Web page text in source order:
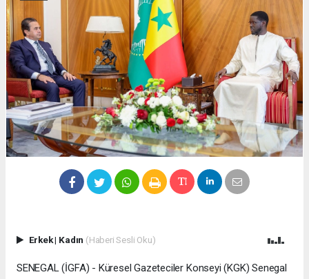
Erkek| Kadın (Haberi Sesli Oku)
SENEGAL (İGFA) - Küresel Gazeteciler Konseyi (KGK) Senegal